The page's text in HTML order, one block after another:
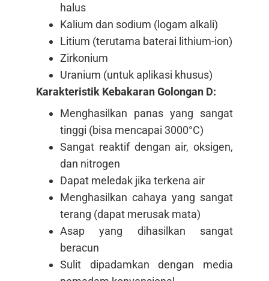
halus
Kalium dan sodium (logam alkali)
Litium (terutama baterai lithium-ion)
Zirkonium
Uranium (untuk aplikasi khusus)
Karakteristik Kebakaran Golongan D:
Menghasilkan panas yang sangat
tinggi (bisa mencapai 3000°C)
Sangat reaktif dengan air, oksigen,
dan nitrogen
Dapat meledak jika terkena air
Menghasilkan cahaya yang sangat
terang (dapat merusak mata)
Asap yang dihasilkan sangat
beracun
Sulit dipadamkan dengan media